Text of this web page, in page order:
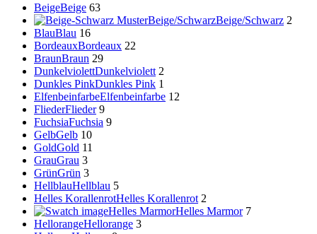
BeigeBeige 63
Beige/SchwarzBeige/Schwarz 2
BlauBlau 16
BordeauxBordeaux 22
BraunBraun 29
DunkelviolettDunkelviolett 2
Dunkles PinkDunkles Pink 1
ElfenbeinfarbeElfenbeinfarbe 12
FliederFlieder 9
FuchsiaFuchsia 9
GelbGelb 10
GoldGold 11
GrauGrau 3
GrünGrün 3
HellblauHellblau 5
Helles KorallenrotHelles Korallenrot 2
Helles MarmorHelles Marmor 7
HellorangeHellorange 3